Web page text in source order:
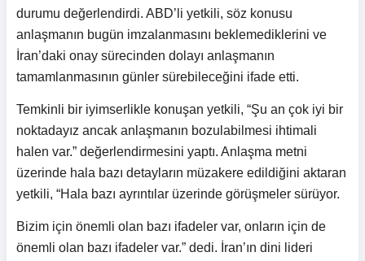
durumu değerlendirdi. ABD’li yetkili, söz konusu
anlaşmanın bugün imzalanmasını beklemediklerini ve
İran’daki onay sürecinden dolayı anlaşmanın
tamamlanmasının günler sürebileceğini ifade etti.
Temkinli bir iyimserlikle konuşan yetkili, “Şu an çok iyi bir
noktadayız ancak anlaşmanın bozulabilmesi ihtimali
halen var.” değerlendirmesini yaptı. Anlaşma metni
üzerinde hala bazı detayların müzakere edildiğini aktaran
yetkili, “Hala bazı ayrıntılar üzerinde görüşmeler sürüyor.
Bizim için önemli olan bazı ifadeler var, onların için de
önemli olan bazı ifadeler var.” dedi. İran’ın dini lideri